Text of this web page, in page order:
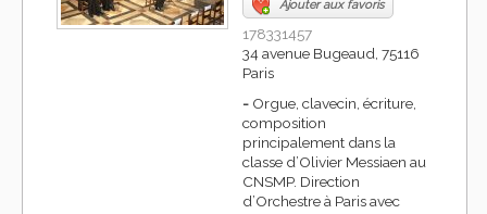
Ajouter aux favoris
178331457
34 avenue Bugeaud, 75116
Paris
- Orgue, clavecin, écriture,
composition
principalement dans la
classe d’Olivier Messiaen au
CNSMP. Direction
d’Orchestre à Paris avec